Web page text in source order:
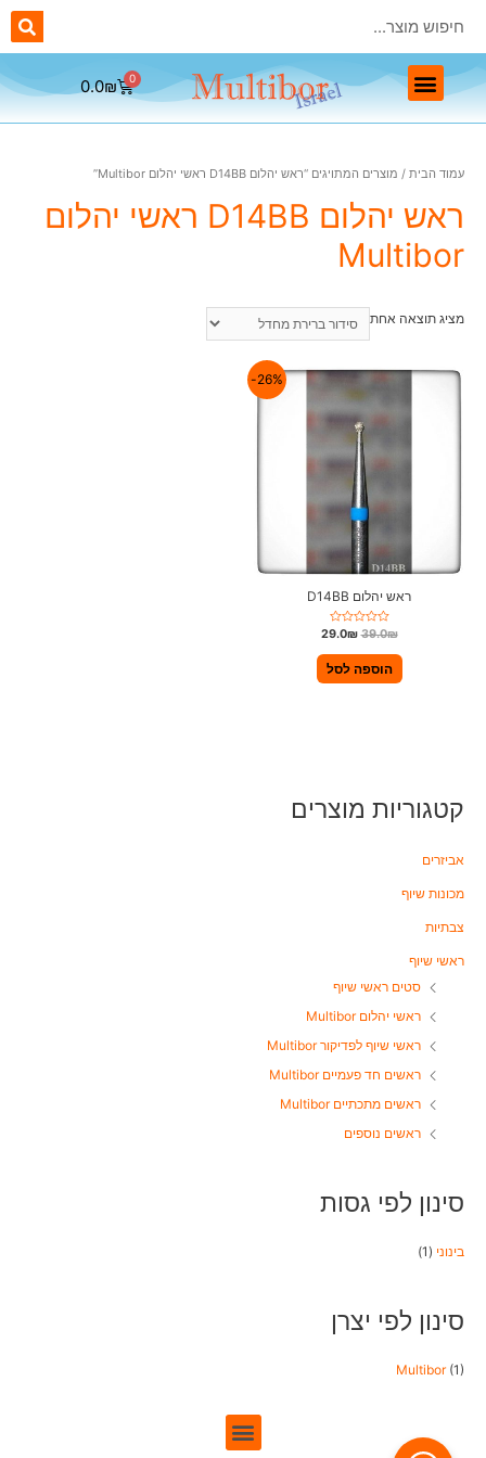
0.0₪
קטגוריות מוצרים
אביזרים
מכונות שיוף
צבתיות
ראשי שיוף
סטים ראשי שיוף
ראשי יהלום Multibor
ראשי שיוף לפדיקור Multibor
ראשים חד פעמיים Multibor
ראשים מתכתיים Multibor
ראשים נוספים
סינון לפי גסות
בינוני (1)
סינון לפי יצרן
Multibor (1)
עמוד הבית / מוצרים המתויגים “ראש יהלום D14BB ראשי יהלום Multibor”
ראש יהלום D14BB ראשי יהלום
Multibor
מציג תוצאה אחת
26%-
ראש יהלום D14BB
ד
ר
ג
0
מ
39.0₪
29.0₪
הוספה לסל